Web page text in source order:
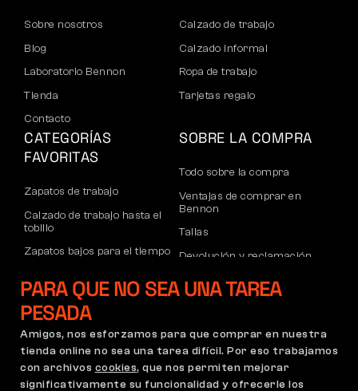
Sobre nosotros
Blog
Laboratorio Bennon
Tienda
Contacto
Calzado de trabajo
Calzado informal
Ropa de trabajo
Tarjetas regalo
CATEGORÍAS
FAVORITAS
Zapatos de trabajo
Calzado de trabajo hasta el
tobillo
Zapatos bajos para el tiempo
Calzado informal de tobillo
Pantalones
Sudaderas
SOBRE LA COMPRA
Todo sobre la compra
Ventajas de comprar en
Bennon
Tallas
Devolución y reclamación
Transporte y pago
Reclamaciones y garantía
PARA QUE NO SEA UNA TAREA
PESADA
Amigos, nos esforzamos para que comprar en nuestra
tienda online no sea una tarea difícil. Por eso trabajamos
con archivos cookies, que nos permiten mejorar
significativamente su funcionalidad y ofrecerle los